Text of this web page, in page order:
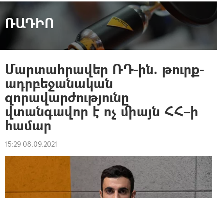
ՌԱԴԻՈ
Մարտահրավեր ՌԴ-ին. թուրք-
ադրբեջանական
զորավարժությունը
վտանգավոր է ոչ միայն ՀՀ–ի
համար
15:29 08.09.2021